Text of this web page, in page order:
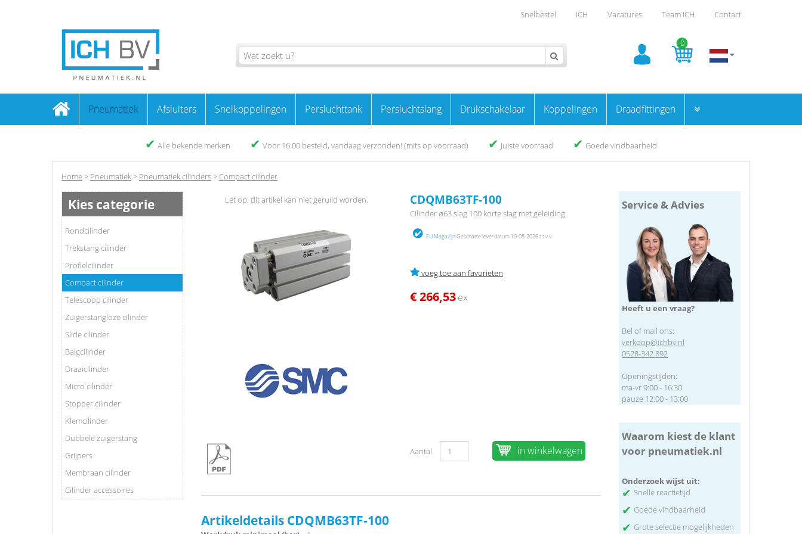
Snelbestel ICH Vacatures Team ICH Contact
0
Pneumatiek Afsluiters Snelkoppelingen Persluchttank Persluchtslang Drukschakelaar Koppelingen Draadfittingen
✔ Alle bekende merken ✔ Voor 16.00 besteld, vandaag verzonden! (mits op voorraad) ✔ Juiste voorraad ✔ Goede vindbaarheid
Home> Pneumatiek> Pneumatiek cilinders> Compact cilinder
Kies categorie
Rondcilinder
Trekstang cilinder
Profielcilinder
Compact cilinder
Telescoop cilinder
Zuigerstangloze cilinder
Slide cilinder
Balgcilinder
Draaicilinder
Micro cilinder
Stopper cilinder
Klemcilinder
Dubbele zuigerstang
Grijpers
Membraan cilinder
Cilinder accessoires
Let op: dit artikel kan niet geruild worden. CDQMB63TF-100
Cilinder ø63 slag 100 korte slag met geleiding.
EU MagazijnGeschatte leverdatum 10-08-2026 t.t.v.v.
voeg toe aan favorieten
€ 266,53ex
Aantal in winkelwagen
Artikeldetails CDQMB63TF-100
Service & Advies
Heeft u een vraag?
Bel of mail ons:
verkoop@ichbv.nl
0528-342 892
Openingstijden:
ma-vr 9:00 - 16:30
pauze 12:00 - 13:00
Waarom kiest de klant
voor pneumatiek.nl
Onderzoek wijst uit:
✔ Snelle reactietijd
✔ Goede vindbaarheid
✔ Grote selectie mogelijkheden